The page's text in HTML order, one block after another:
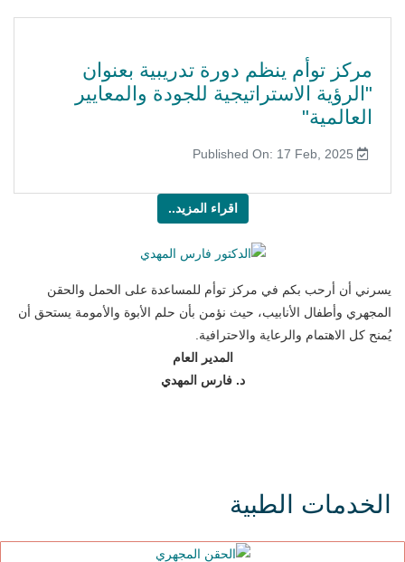
مركز توأم ينظم دورة تدريبية بعنوان
"الرؤية الاستراتيجية للجودة والمعايير
العالمية"
اقراء المزيد..
يسرني أن أرحب بكم في مركز توأم للمساعدة على الحمل والحقن
المجهري وأطفال الأنابيب، حيث نؤمن بأن حلم الأبوة والأمومة يستحق أن
يُمنح كل الاهتمام والرعاية والاحترافية.
المدير العام
د. فارس المهدي
الخدمات الطبية